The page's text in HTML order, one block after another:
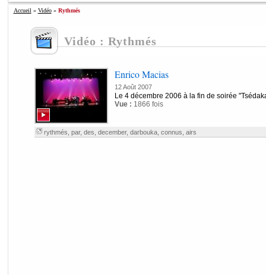
Accueil » Vidéo» Rythmés
Vidéo : Rythmés
Enrico Macias
12 Août 2007
Le 4 décembre 2006 à la fin de soirée
Vue : 1866 fois
rythmés par, des december, darbouka, connus airs